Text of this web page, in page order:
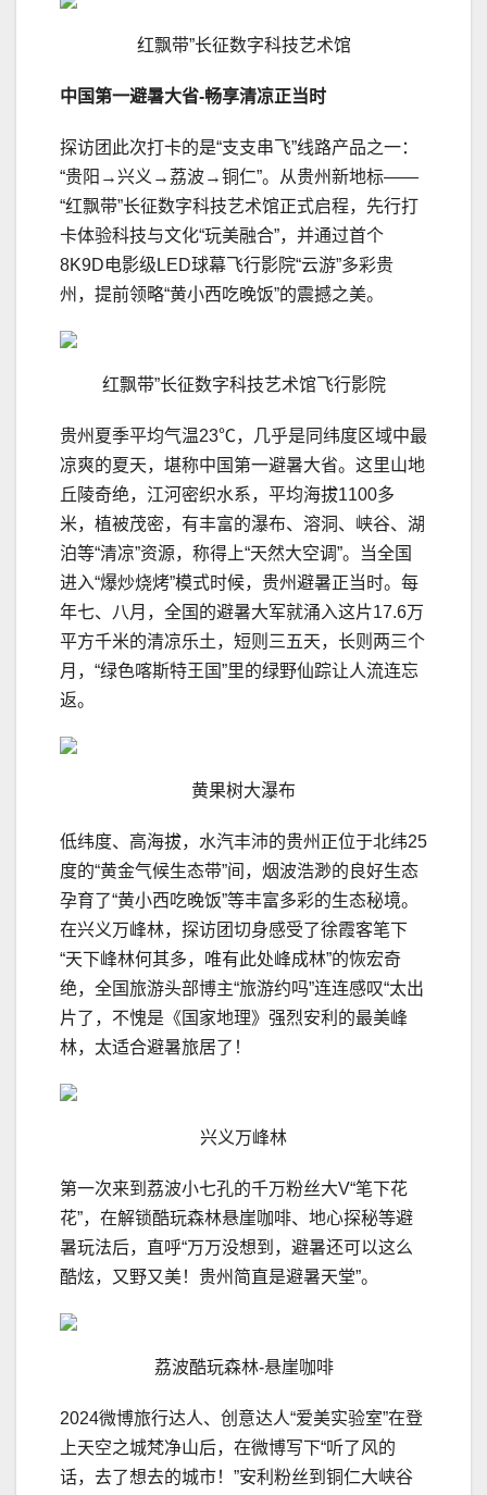
红飘带”长征数字科技艺术馆
中国第一避暑大省-畅享清凉正当时
探访团此次打卡的是“支支串飞”线路产品之一：
“贵阳→兴义→荔波→铜仁”。从贵州新地标——
“红飘带”长征数字科技艺术馆正式启程，先行打
卡体验科技与文化“玩美融合”，并通过首个
8K9D电影级LED球幕飞行影院“云游”多彩贵
州，提前领略“黄小西吃晚饭”的震撼之美。
红飘带”长征数字科技艺术馆飞行影院
贵州夏季平均气温23℃，几乎是同纬度区域中最
凉爽的夏天，堪称中国第一避暑大省。这里山地
丘陵奇绝，江河密织水系，平均海拔1100多
米，植被茂密，有丰富的瀑布、溶洞、峡谷、湖
泊等“清凉”资源，称得上“天然大空调”。当全国
进入“爆炒烧烤”模式时候，贵州避暑正当时。每
年七、八月，全国的避暑大军就涌入这片17.6万
平方千米的清凉乐土，短则三五天，长则两三个
月，“绿色喀斯特王国”里的绿野仙踪让人流连忘
返。
黄果树大瀑布
低纬度、高海拔，水汽丰沛的贵州正位于北纬25
度的“黄金气候生态带”间，烟波浩渺的良好生态
孕育了“黄小西吃晚饭”等丰富多彩的生态秘境。
在兴义万峰林，探访团切身感受了徐霞客笔下
“天下峰林何其多，唯有此处峰成林”的恢宏奇
绝，全国旅游头部博主“旅游约吗”连连感叹“太出
片了，不愧是《国家地理》强烈安利的最美峰
林，太适合避暑旅居了！
兴义万峰林
第一次来到荔波小七孔的千万粉丝大V“笔下花
花”，在解锁酷玩森林悬崖咖啡、地心探秘等避
暑玩法后，直呼“万万没想到，避暑还可以这么
酷炫，又野又美！贵州简直是避暑天堂”。
荔波酷玩森林-悬崖咖啡
2024微博旅行达人、创意达人“爱美实验室”在登
上天空之城梵净山后，在微博写下“听了风的
话，去了想去的城市！”安利粉丝到铜仁大峡谷